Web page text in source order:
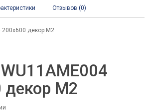
Отзывов (0)
200x600 декор М2
декор М2